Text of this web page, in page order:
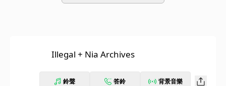
Illegal + Nia Archives
鈴聲 答鈴 背景音樂